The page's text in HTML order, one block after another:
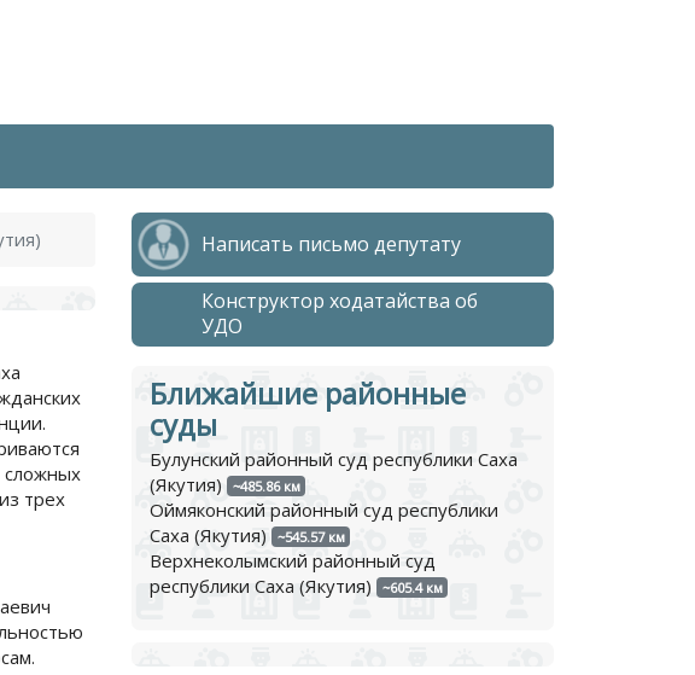
сложных
трех
Написать письмо депутату
Конструктор ходатайства об
УДО
Ближайшие районные
суды
Булунский районный суд республики Саха
(Якутия)
~485.86 км
Оймяконский районный суд республики
Саха (Якутия)
~545.57 км
Верхнеколымский районный суд
республики Саха (Якутия)
~605.4 км